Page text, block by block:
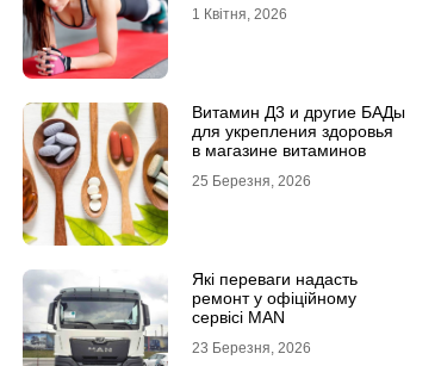
1 Квітня, 2026
Витамин Д3 и другие БАДы
для укрепления здоровья
в магазине витаминов
25 Березня, 2026
Які переваги надасть
ремонт у офіційному
сервісі MAN
23 Березня, 2026